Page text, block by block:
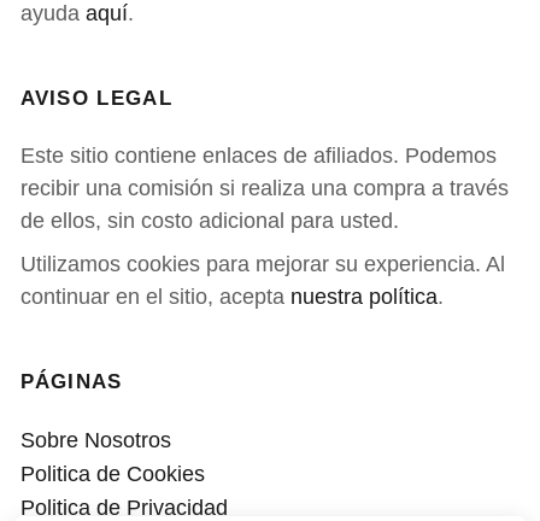
ayuda aquí.
AVISO LEGAL
Este sitio contiene enlaces de afiliados. Podemos
recibir una comisión si realiza una compra a través
de ellos, sin costo adicional para usted.
Utilizamos cookies para mejorar su experiencia. Al
continuar en el sitio, acepta nuestra política.
PÁGINAS
Sobre Nosotros
Politica de Cookies
Politica de Privacidad